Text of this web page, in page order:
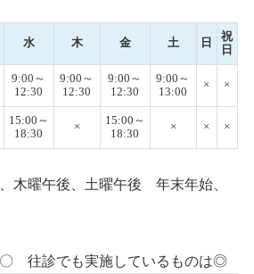
水 木 金 土 日
祝
日
9:00～
12:30
9:00～
12:30
9:00～
12:30
9:00～
13:00
× ×
15:00～
18:30
×
15:00～
18:30
× × ×
木曜午後、土曜午後 年末年始、
往診でも実施しているものは◎